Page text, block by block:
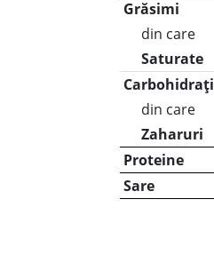
Grăsimi
din care
Saturate
Carbohidrați
din care
Zaharuri
Proteine
Sare